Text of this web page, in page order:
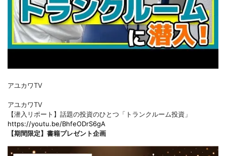
アユカワTV
アユカワTV
【潜入リポート】話題の投資のひとつ「トランクルーム投資」
https://youtu.be/BhfeODrS6gA
【期間限定】書籍プレゼント企画